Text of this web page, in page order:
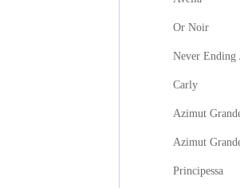
Or Noir
Never Ending
Carly
Azimut
Azimut
Principessa